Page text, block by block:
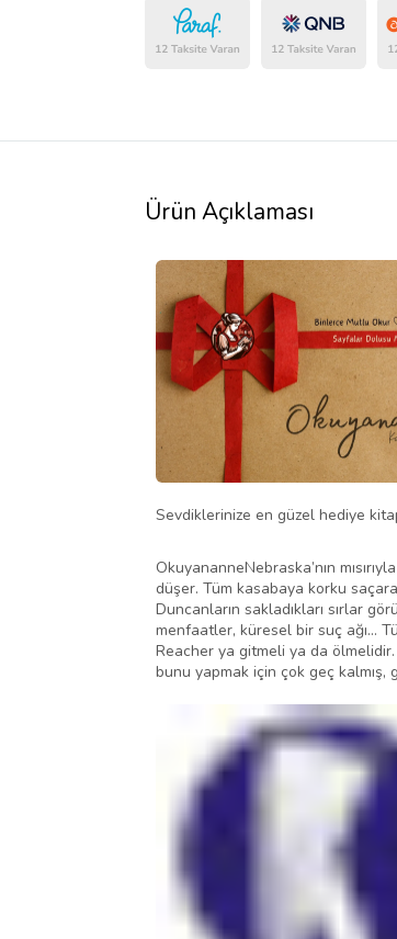
Ürün Açıklaması
Sevdiklerinize en güzel hediye
OkuyananneNebraska’nın
düşer. Tüm kasabaya korku
Duncanların sakladıkları sırlar
menfaatler, küresel bir suç ağı...
Reacher ya gitmeli ya da
bunu yapmak için çok geç kalmış,